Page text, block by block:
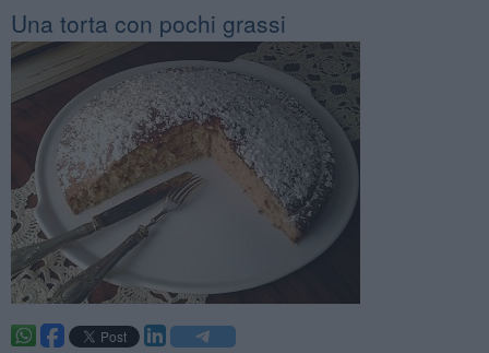
​Una torta con pochi grassi